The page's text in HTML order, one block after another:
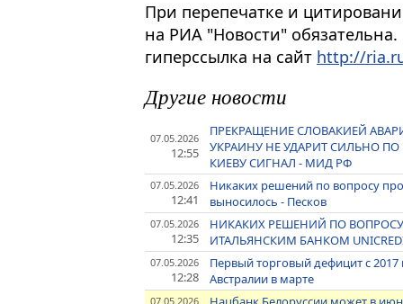
При перепечатке и
на РИА "Новости"
гиперссылка на сайт http://
Другие новости
07.05.2026
12:55
ПРЕКРАЩЕНИЕ СЛОВАКИЕЙ
УКРАИНУ НЕ УДАРИТ СИЛЬНО
КИЕВУ СИГНАЛ - МИД РФ
07.05.2026
12:41
Никаких решений по вопросу
выносилось - Песков
07.05.2026
12:35
НИКАКИХ РЕШЕНИЙ ПО
ИТАЛЬЯНСКИМ БАНКОМ
07.05.2026
12:28
Первый торговый дефицит с
Австралии в марте
07.05.2026